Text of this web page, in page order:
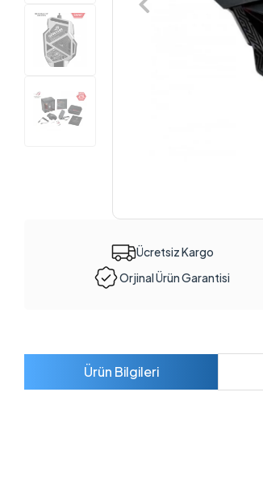
Ücretsiz Kargo
Orjinal Ürün Garantisi
Ürün Bilgileri